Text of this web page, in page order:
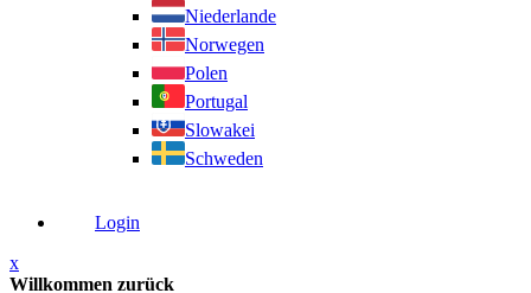
Niederlande
Norwegen
Polen
Portugal
Slowakei
Schweden
Login
x
Willkommen zurück